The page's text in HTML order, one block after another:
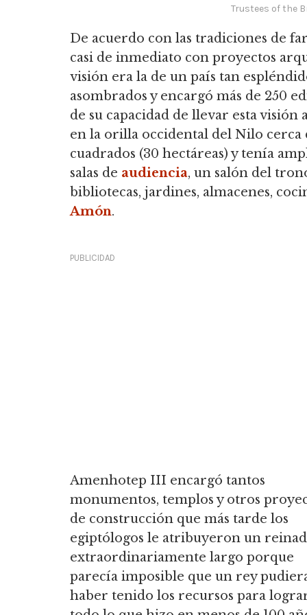
Trustees of the
De acuerdo con las tradiciones de
casi de inmediato con proyectos
visión era la de un país tan
asombrados y encargó más de 250
de su capacidad de llevar esta visión
en la orilla occidental del Nilo cerca
cuadrados (30 hectáreas) y tenía
salas de audiencia, un salón del
bibliotecas, jardines, almacenes,
Amón.
PUBLICIDAD
Amenhotep III encargó tantos
monumentos, templos y otros
de construcción que más tarde los
egiptólogos le atribuyeron un
extraordinariamente largo porque
parecía imposible que un rey
haber tenido los recursos para